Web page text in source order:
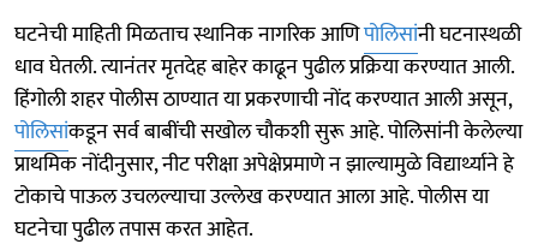
घटनेची माहिती मिळताच स्थानिक नागरिक आणिपोलिसांनी घटनास्थळी
धाव घेतली. त्यानंतर मृतदेह बाहेर काढून पुढील प्रक्रिया करण्यात आली.
हिंगोली शहर पोलीस ठाण्यात या प्रकरणाची नोंद करण्यात आली असून,
पोलिसांकडून सर्व बाबींची सखोल चौकशी सुरू आहे. पोलिसांनी केलेल्या
प्राथमिक नोंदीनुसार, नीट परीक्षा अपेक्षेप्रमाणे न झाल्यामुळे विद्यार्थ्याने हे
टोकाचे पाऊल उचलल्याचा उल्लेख करण्यात आला आहे. पोलीस या
घटनेचा पुढील तपास करत आहेत.